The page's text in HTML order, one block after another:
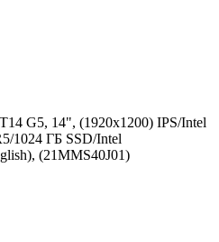
G5, 14", (1920x1200) IPS/Intel
1024 ГБ SSD/Intel
(21MMS40J01)